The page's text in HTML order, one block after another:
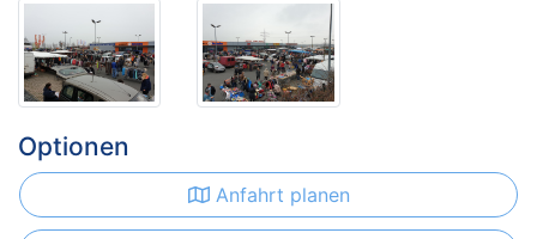
Optionen
Anfahrt planen